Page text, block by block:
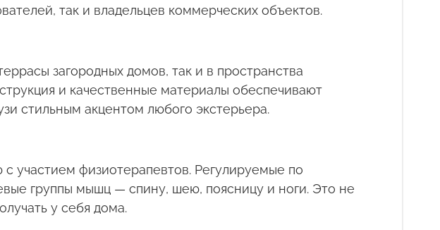
так и владельцев коммерческих объектов.
загородных домов, так и в пространства
и качественные материалы обеспечивают
стильным акцентом любого экстерьера.
участием физиотерапевтов. Регулируемые по
группы мышц — спину, шею, поясницу и ноги. Это не
у себя дома.